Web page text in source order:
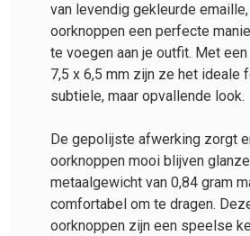
van levendig gekleurde
oorknoppen een perfecte
te voegen aan je outfit. Met
7,5 x 6,5 mm zijn ze het ideale
subtiele, maar opvallende look.
De gepolijste afwerking zorgt
oorknoppen mooi blijven
metaalgewicht van 0,84 gram
comfortabel om te dragen.
oorknoppen zijn een speelse